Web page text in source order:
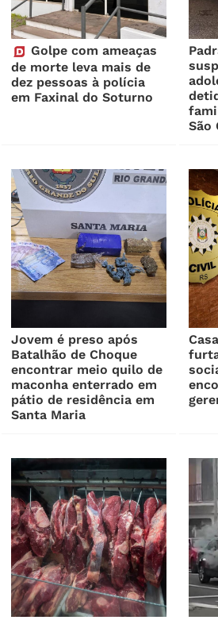
Golpe com ameaças
de morte leva mais de
dez pessoas à polícia
em Faxinal do Soturno
São
Jovem é preso após
Batalhão de Choque
encontrar meio quilo de
maconha enterrado em
pátio de residência em
Santa Maria